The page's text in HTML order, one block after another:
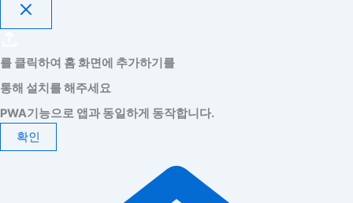
를 클릭하여 홈 화면에 추가하기를
통해 설치를 해주세요
PWA기능으로 앱과 동일하게 동작합니다.
확인